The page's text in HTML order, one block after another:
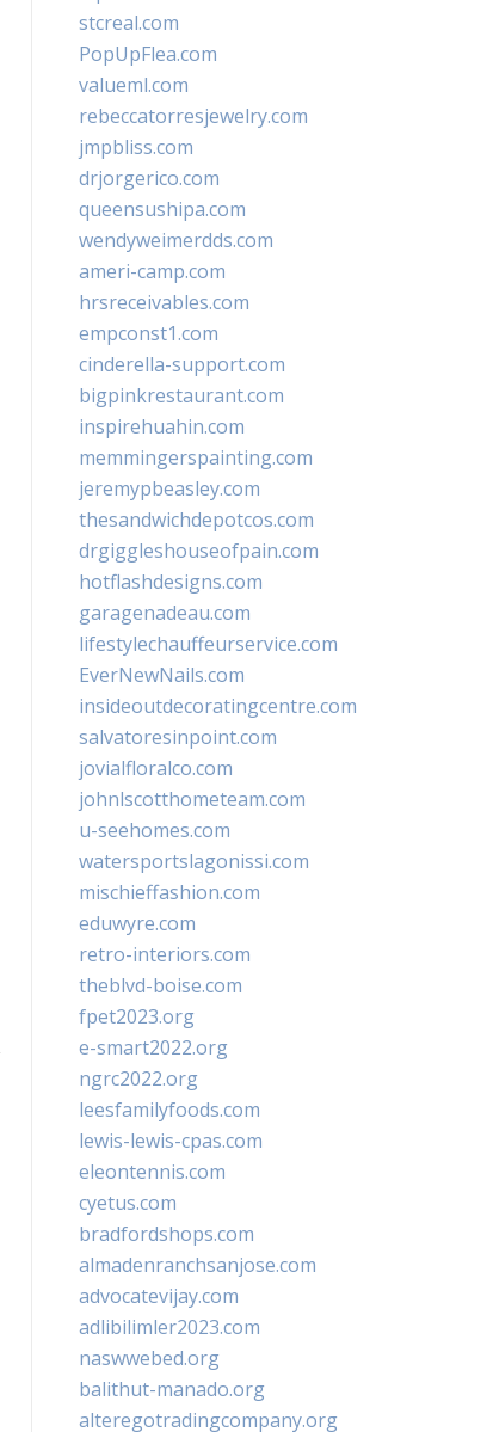
stcreal.com
PopUpFlea.com
valueml.com
rebeccatorresjewelry.com
jmpbliss.com
drjorgerico.com
queensushipa.com
wendyweimerdds.com
ameri-camp.com
hrsreceivables.com
empconst1.com
cinderella-support.com
bigpinkrestaurant.com
inspirehuahin.com
memmingerspainting.com
jeremypbeasley.com
thesandwichdepotcos.com
drgiggleshouseofpain.com
hotflashdesigns.com
garagenadeau.com
lifestylechauffeurservice.com
EverNewNails.com
insideoutdecoratingcentre.com
salvatoresinpoint.com
jovialfloralco.com
johnlscotthometeam.com
u-seehomes.com
watersportslagonissi.com
mischieffashion.com
eduwyre.com
retro-interiors.com
theblvd-boise.com
fpet2023.org
e-smart2022.org
ngrc2022.org
leesfamilyfoods.com
lewis-lewis-cpas.com
eleontennis.com
cyetus.com
bradfordshops.com
almadenranchsanjose.com
advocatevijay.com
adlibilimler2023.com
naswwebed.org
balithut-manado.org
alteregotradingcompany.org